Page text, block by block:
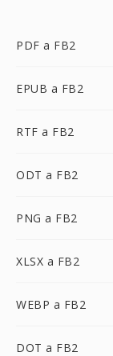
PDF a FB2
EPUB a FB2
RTF a FB2
ODT a FB2
PNG a FB2
XLSX a FB2
WEBP a FB2
DOT a FB2